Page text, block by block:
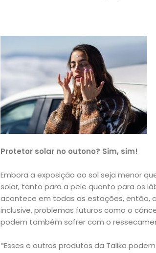
Variedades
Protetor solar no outono? Sim, sim!
Embora a exposição ao sol seja menor
solar, tanto para a pele quanto para os
acontece em todas as estações, então,
inclusive, problemas futuros como o
podem também sofrer com o
*Esses e outros produtos da Talika